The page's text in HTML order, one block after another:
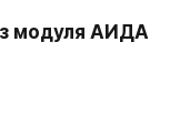
модуля АИДА